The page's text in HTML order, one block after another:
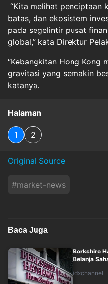
“Kita melihat penciptaan
batas, dan ekosistem
pada segelintir pusat
global,” kata Direktur
“Kebangkitan Hong Kong
gravitasi yang semakin
katanya.
Halaman
1 2
Original Source
#market-news
Baca Juga
Berkshire
Belanja
idxchannel